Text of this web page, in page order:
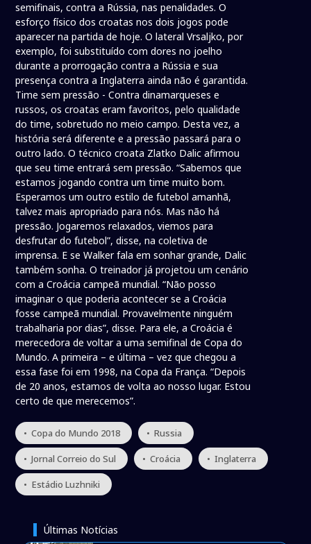
semifinais, contra a Rússia, nas penalidades. O
esforço físico dos croatas nos dois jogos pode
aparecer na partida de hoje. O lateral Vrsaljko, por
exemplo, foi substituído com dores no joelho
durante a prorrogação contra a Rússia e sua
presença contra a Inglaterra ainda não é garantida.
Time sem pressão - Contra dinamarqueses e
russos, os croatas eram favoritos, pelo qualidade
do time, sobretudo no meio campo. Desta vez, a
história será diferente e a pressão passará para o
outro lado. O técnico croata Zlatko Dalic afirmou
que seu time entrará sem pressão. “Sabemos que
estamos jogando contra um time muito bom.
Esperamos um outro estilo de futebol amanhã,
talvez mais apropriado para nós. Mas não há
pressão. Jogaremos relaxados, viemos para
desfrutar do futebol”, disse, na coletiva de
imprensa. E se Walker fala em sonhar grande, Dalic
também sonha. O treinador já projetou um cenário
com a Croácia campeã mundial. “Não posso
imaginar o que poderia acontecer se a Croácia
fosse campeã mundial. Provavelmente ninguém
trabalharia por dias”, disse. Para ele, a Croácia é
merecedora de voltar a uma semifinal de Copa do
Mundo. A primeira – e última – vez que chegou a
essa fase foi em 1998, na Copa da França. “Depois
de 20 anos, estamos de volta ao nosso lugar. Estou
certo de que merecemos”.
• Copa do Mundo 2018 • Russia
• Jornal Correio do Sul • Croácia • Inglaterra
• Estádio Luzhniki
Últimas Notícias